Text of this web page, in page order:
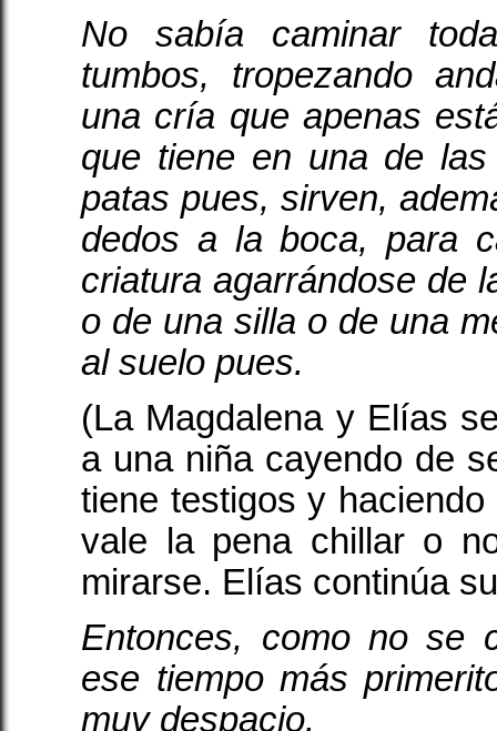
No sabía caminar
tumbos, tropezando
una cría que apenas
que tiene en una de
patas pues, sirven,
dedos a la boca, para
criatura agarrándose de
o de una silla o de una
al suelo pues.
(La Magdalena y Elías
a una niña cayendo de
tiene testigos y
vale la pena chillar o
mirarse. Elías continúa
Entonces, como no se
ese tiempo más
muy despacio.